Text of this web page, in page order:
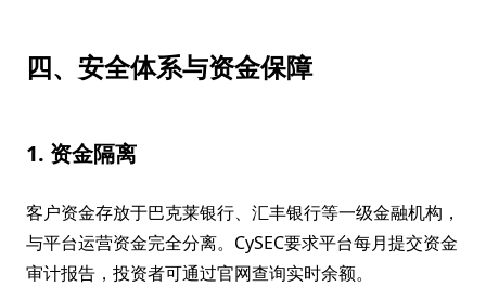
四、安全体系与资金保障
1. 资金隔离
客户资金存放于巴克莱银行、汇丰银行等一级金融机构，
与平台运营资金完全分离。CySEC要求平台每月提交资金
审计报告，投资者可通过官网查询实时余额。